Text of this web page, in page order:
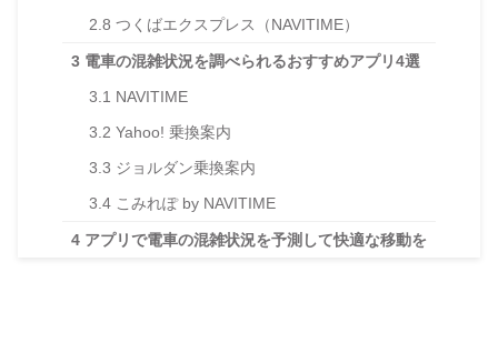
2.8 つくばエクスプレス（NAVITIME）
3 電車の混雑状況を調べられるおすすめアプリ4選
3.1 NAVITIME
3.2 Yahoo! 乗換案内
3.3 ジョルダン乗換案内
3.4 こみれぽ by NAVITIME
4 アプリで電車の混雑状況を予測して快適な移動を